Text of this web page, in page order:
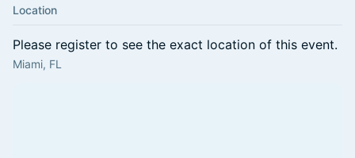
Location
Please register to see the exact location of this event.
Miami, FL